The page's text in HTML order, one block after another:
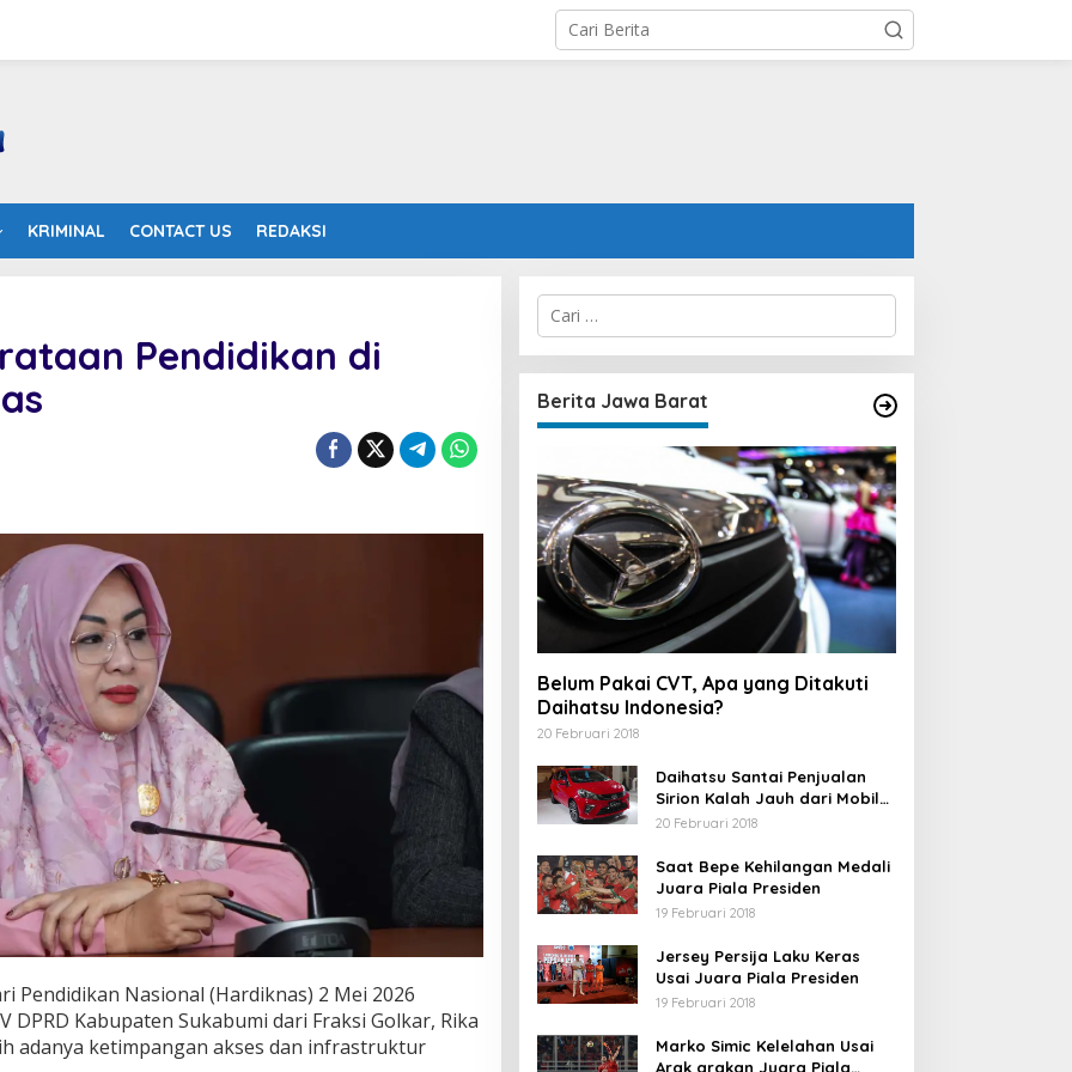
KRIMINAL CONTACT US REDAKSI
Pendidikan di
Pendidikan Nasional (Hardiknas) 2 Mei 2026
DPRD Kabupaten Sukabumi dari Fraksi Golkar, Rika
adanya ketimpangan akses dan infrastruktur
C
i
u
n
t
k
:
Berita Jawa Barat
Belum Pakai CVT, Apa yang Ditakuti
Daihatsu Indonesia?
20 Februari 2018
Daihatsu Santai Penjualan
Sirion Kalah Jauh dari Mobil
LCGC
20 Februari 2018
Saat Bepe Kehilangan Medali
Juara Piala Presiden
19 Februari 2018
Jersey Persija Laku Keras
Usai Juara Piala Presiden
19 Februari 2018
Marko Simic Kelelahan Usai
Arak arakan Juara Piala